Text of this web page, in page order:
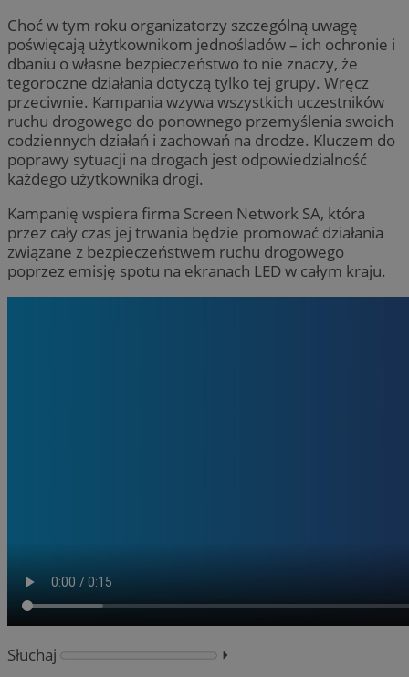
Choć w tym roku organizatorzy szczególną uwagę
poświęcają użytkownikom jednośladów – ich ochronie i
dbaniu o własne bezpieczeństwo to nie znaczy, że
tegoroczne działania dotyczą tylko tej grupy. Wręcz
przeciwnie. Kampania wzywa wszystkich uczestników
ruchu drogowego do ponownego przemyślenia swoich
codziennych działań i zachowań na drodze. Kluczem do
poprawy sytuacji na drogach jest odpowiedzialność
każdego użytkownika drogi.
Kampanię wspiera firma Screen Network SA, która
przez cały czas jej trwania będzie promować działania
związane z bezpieczeństwem ruchu drogowego
poprzez emisję spotu na ekranach LED w całym kraju.
Słuchaj
⏵︎